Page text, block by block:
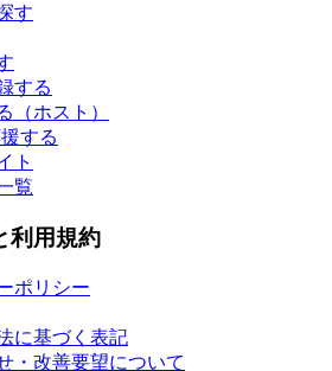
す
する
（ホスト）
する
ト
覧
利用規約
ポリシー
に基づく表記
・改善要望について